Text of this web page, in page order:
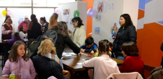
subterránea, el proyecto
de veredas y pavimentos
así como la reposición
las calles intervenidas.